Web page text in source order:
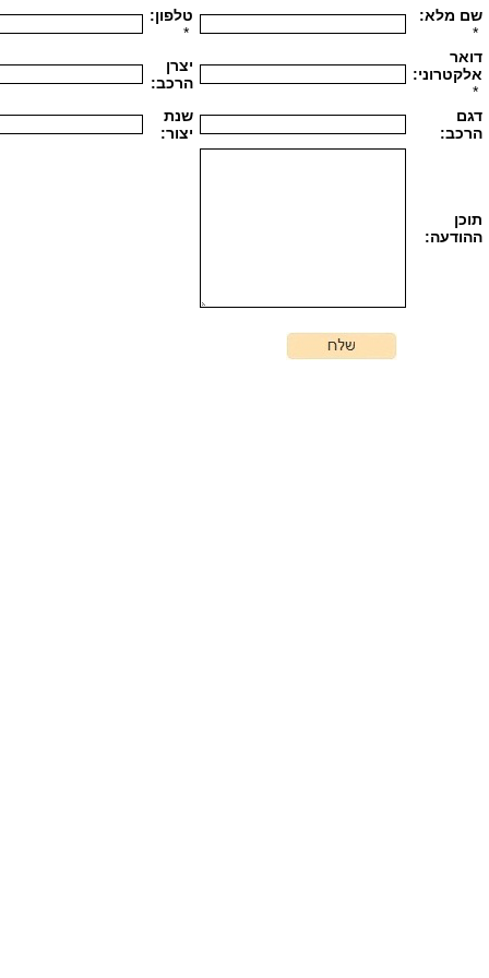
שם מלא:
*
טלפון:
*
דואר
אלקטרוני:
*
יצרן
הרכב:
דגם
הרכב:
שנת
יצור:
תוכן
ההודעה: